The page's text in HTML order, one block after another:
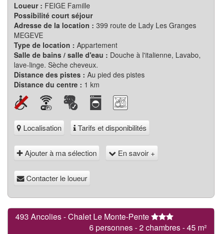
Loueur : FEIGE Famille
Possibilité court séjour
Adresse de la location : 399 route de Lady Les Granges
MEGEVE
Type de location : Appartement
Salle de bains / salle d'eau : Douche à l'italienne, Lavabo,
lave-linge. Sèche cheveux.
Distance des pistes : Au pied des pistes
Distance du centre : 1 km
Localisation Tarifs et disponibilités
Ajouter à ma sélection En savoir +
Contacter le loueur
493 Ancolies - Chalet Le Monte-Pente
6 personnes - 2 chambres - 45 m²